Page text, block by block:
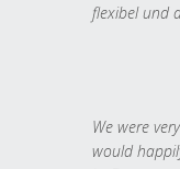
flexibel und
We were
would